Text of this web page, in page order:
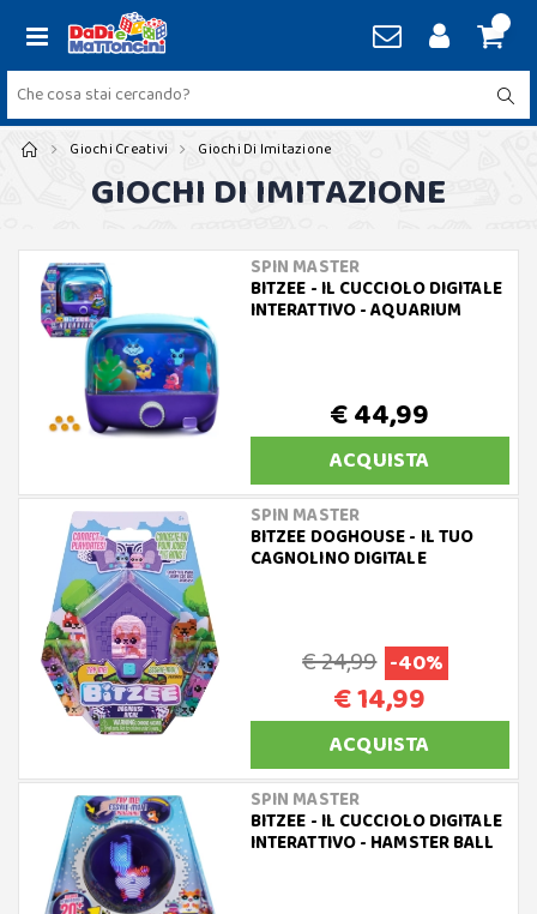
Giochi Creativi Giochi Di Imitazione
GIOCHI DI IMITAZIONE
SPIN MASTER
BITZEE - IL CUCCIOLO DIGITALE
INTERATTIVO - AQUARIUM
€ 44,99
ACQUISTA
SPIN MASTER
BITZEE DOGHOUSE - IL TUO
CAGNOLINO DIGITALE
€ 24,99 -40%
€ 14,99
ACQUISTA
SPIN MASTER
BITZEE - IL CUCCIOLO DIGITALE
INTERATTIVO - HAMSTER BALL